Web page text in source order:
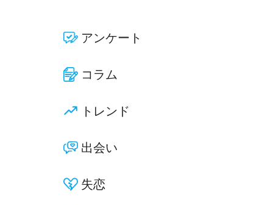
アンケート
コラム
トレンド
出会い
失恋